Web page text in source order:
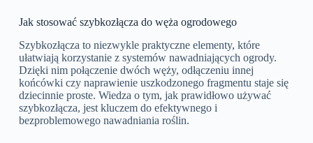
Jak stosować szybkozłącza do węża ogrodowego
Szybkozłącza to niezwykle praktyczne elementy, które
ułatwiają korzystanie z systemów nawadniających ogrody.
Dzięki nim połączenie dwóch węży, odłączeniu innej
końcówki czy naprawienie uszkodzonego fragmentu staje się
dziecinnie proste. Wiedza o tym, jak prawidłowo używać
szybkozłącza, jest kluczem do efektywnego i
bezproblemowego nawadniania roślin.